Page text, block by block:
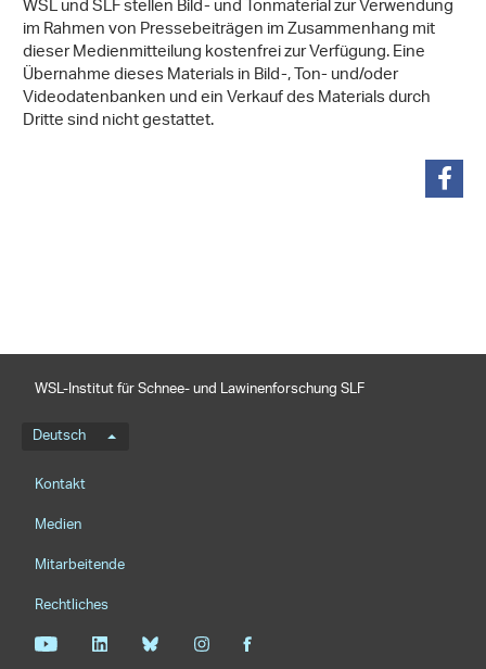
im Rahmen von Pressebeiträgen im Zusammenhang mit
dieser Medienmitteilung kostenfrei zur Verfügung. Eine
Übernahme dieses Materials in Bild-, Ton- und/oder
Videodatenbanken und ein Verkauf des Materials durch
Dritte sind nicht gestattet.
WSL-Institut für Schnee- und Lawinenforschung SLF
Sprachmenü
Deutsch
Footernavigation
Kontakt
Medien
Mitarbeitende
Rechtliches